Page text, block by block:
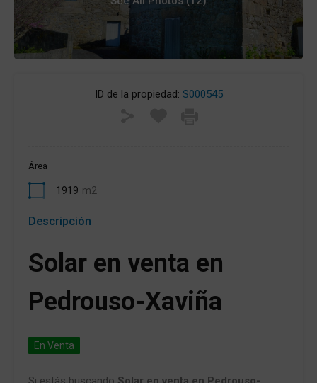
ID de la propiedad: S000545
Área
1919 m2
Descripción
Solar en venta en
Pedrouso-Xaviña
En Venta